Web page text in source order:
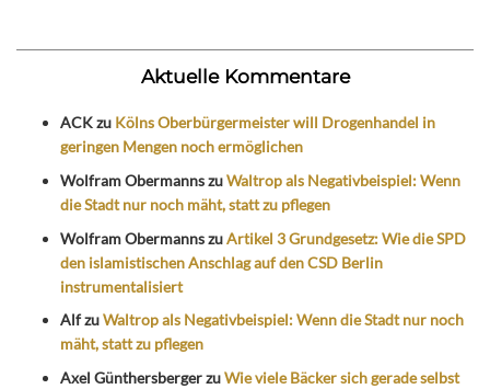
Aktuelle Kommentare
ACKzu Kölns Oberbürgermeister will Drogenhandel in
geringen Mengen noch ermöglichen
Wolfram ObermannszuWaltrop als Negativbeispiel: Wenn
die Stadt nur noch mäht, statt zu pflegen
Wolfram ObermannszuArtikel 3 Grundgesetz: Wie die SPD
den islamistischen Anschlag auf den CSD Berlin
instrumentalisiert
AlfzuWaltrop als Negativbeispiel: Wenn die Stadt nur noch
mäht, statt zu pflegen
Axel GünthersbergerzuWie viele Bäcker sich gerade selbst